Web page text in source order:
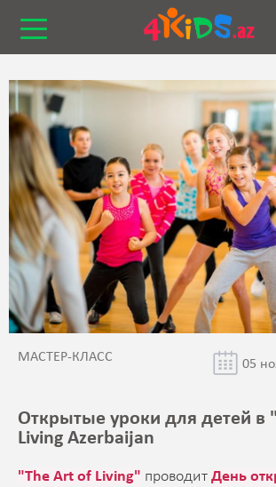
МАСТЕР-КЛАСС 05
Открытые уроки для детей в
Living Azerbaijan
"The Art of Living" проводит День